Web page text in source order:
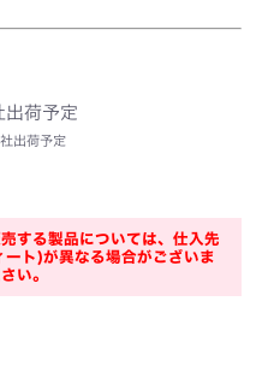
出荷予定
出荷予定
する製品については、仕入先
ート)が異なる場合がございま
い。